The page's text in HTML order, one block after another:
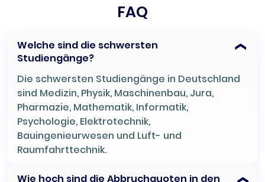
FAQ
Welche sind die schwersten
Studiengänge?
Die schwersten Studiengänge in Deutschland
sind Medizin, Physik, Maschinenbau, Jura,
Pharmazie, Mathematik, Informatik,
Psychologie, Elektrotechnik,
Bauingenieurwesen und Luft- und
Raumfahrttechnik.
Wie hoch sind die Abbruchquoten in den